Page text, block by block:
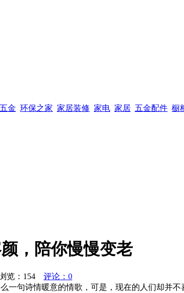
五金 环保之家 家居装修 家电 家居 五金配件 橱
，陪你慢慢变老
览： 154
评论：0
一句诗情暖意的情歌，可是，现在的人们却并